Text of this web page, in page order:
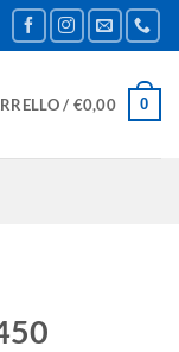
/ €0,00 0